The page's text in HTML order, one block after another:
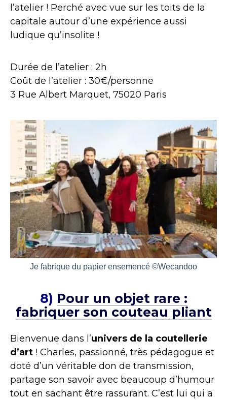
l’atelier ! Perché avec vue sur les toits de la
capitale autour d’une expérience aussi
ludique qu’insolite !
Durée de l’atelier : 2h
Coût de l’atelier : 30€/personne
3 Rue Albert Marquet, 75020 Paris
Je fabrique du papier ensemencé ©Wecandoo
8) Pour un objet rare :
fabriquer son couteau pliant
Bienvenue dans l’univers de la coutellerie
d’art ! Charles, passionné, très pédagogue et
doté d’un véritable don de transmission,
partage son savoir avec beaucoup d’humour
tout en sachant être rassurant. C’est lui qui a